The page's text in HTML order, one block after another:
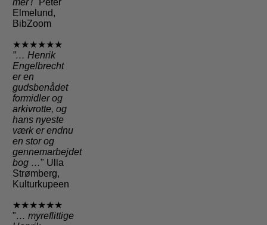
mer'!"
Peter
Elmelund,
BibZoom
★★★★★★
”… Henrik
Engelbrecht
er en
gudsbenådet
formidler og
arkivrotte, og
hans nyeste
værk er endnu
en stor og
gennemarbejdet
bog …" Ulla
Strømberg,
Kulturkupeen
★★★★★★
"… myreflittige